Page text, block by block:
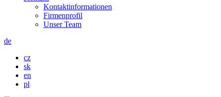
Kontaktinformationen
Firmenprofil
Unser Team
de
cz
sk
en
pl